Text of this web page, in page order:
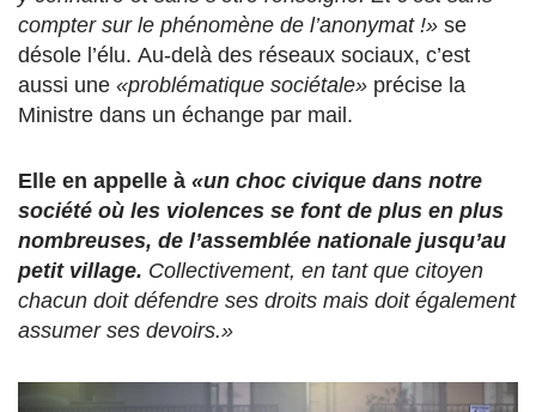
compter sur le phénomène de l’anonymat !» se
désole l’élu. Au-delà des réseaux sociaux, c’est
aussi une «problématique sociétale» précise la
Ministre dans un échange par mail.
Elle en appelle à «un choc civique dans notre
société où les violences se font de plus en plus
nombreuses, de l’assemblée nationale jusqu’au
petit village. Collectivement, en tant que citoyen
chacun doit défendre ses droits mais doit également
assumer ses devoirs.»